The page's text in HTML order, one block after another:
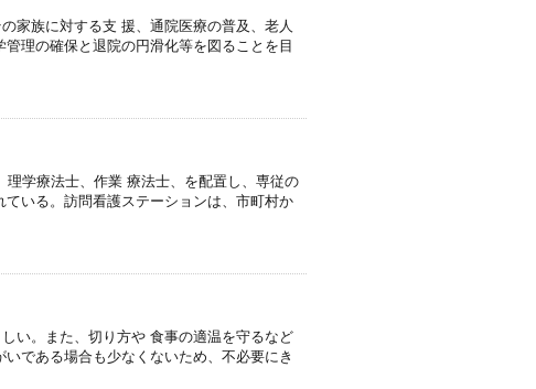
家族に対する支 援、通院医療の普及、老人
理の確保と退院の円滑化等を図ることを目
学療法士、作業 療法士、を配置し、専従の
いる。訪問看護ステーションは、市町村か
い。また、切り方や 食事の適温を守るなど
である場合も少なくないため、不必要にき